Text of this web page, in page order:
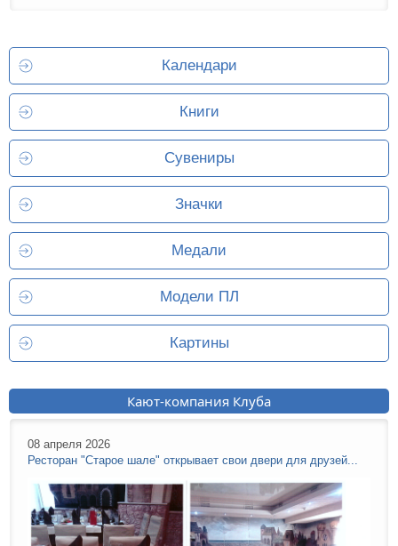
Календари
Книги
Сувениры
Значки
Медали
Модели ПЛ
Картины
Кают-компания Клуба
08 апреля 2026
Ресторан "Старое шале" открывает свои двери для друзей...